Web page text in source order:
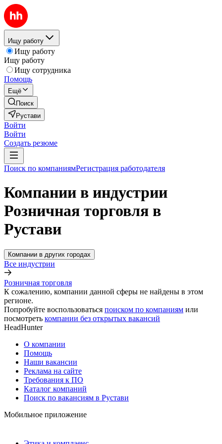
Ищу работу
Ищу работу
Ищу работу
Ищу сотрудника
Помощь
Ещё
Поиск
Рустави
Войти
Войти
Создать резюме
Поиск по компаниямРегистрация работодателя
Компании в индустрии
Розничная торговля в
Рустави
Компании в других городах
Все индустрии
Розничная торговля
К сожалению, компании данной сферы не найдены в этом
регионе.
Попробуйте воспользоваться поиском по компаниям или
посмотреть компании без открытых вакансий
HeadHunter
О компании
Помощь
Наши вакансии
Реклама на сайте
Требования к ПО
Каталог компаний
Поиск по вакансиям в Рустави
Мобильное приложение